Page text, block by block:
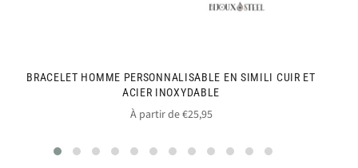
BRACELET HOMME PERSONNALISABLE EN SIMILI CUIR ET
ACIER INOXYDABLE
À partir de €25,95